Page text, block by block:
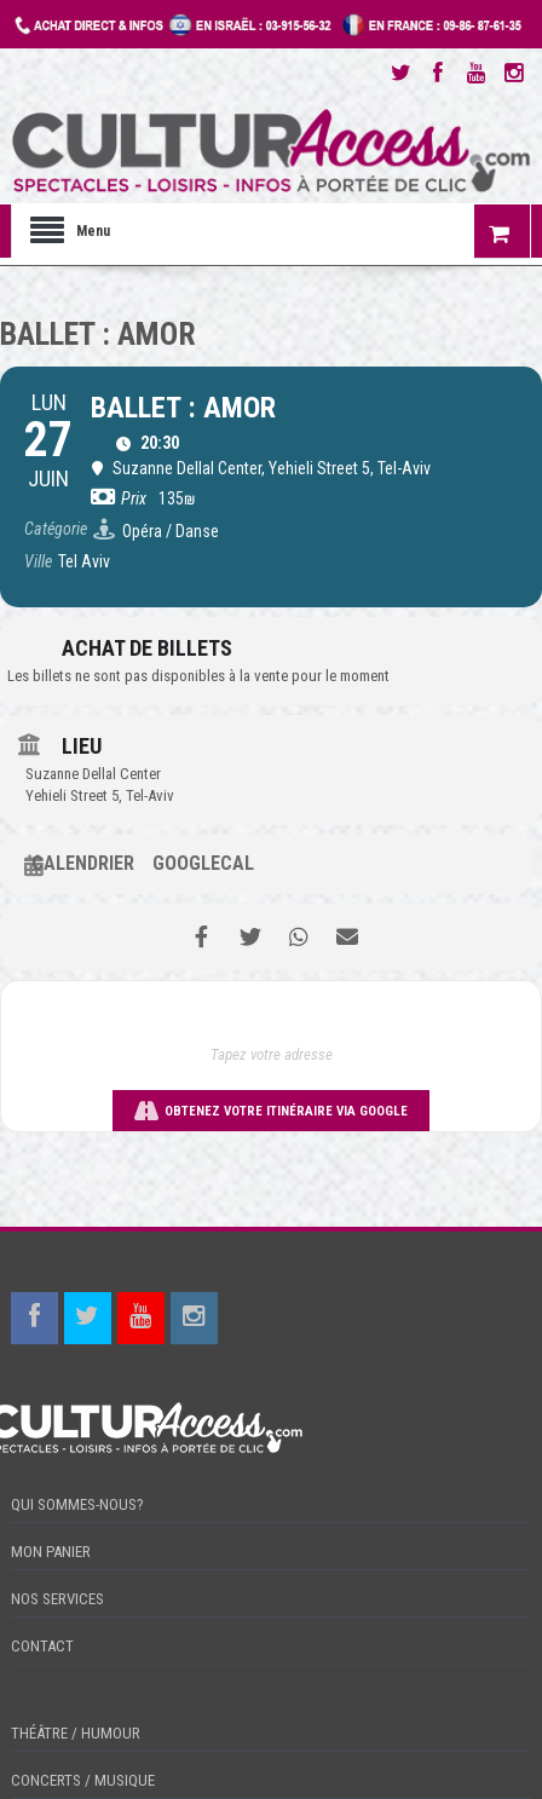
Menu
BALLET : AMOR
LUN
27
JUIN
BALLET : AMOR
20:30
Suzanne Dellal Center, Yehieli Street 5, Tel-Aviv
Prix
135₪
Catégorie
Opéra / Danse
Ville Tel Aviv
ACHAT DE BILLETS
Les billets ne sont pas disponibles à la vente pour le moment
LIEU
Suzanne Dellal Center
Yehieli Street 5, Tel-Aviv
CALENDRIER GOOGLECAL
OBTENEZ VOTRE ITINÉRAIRE VIA GOOGLE
QUI SOMMES-NOUS?
MON PANIER
NOS SERVICES
CONTACT
THÉÂTRE / HUMOUR
CONCERTS / MUSIQUE